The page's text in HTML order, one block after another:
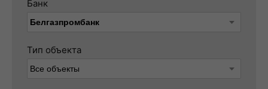
Банк
Тип объекта